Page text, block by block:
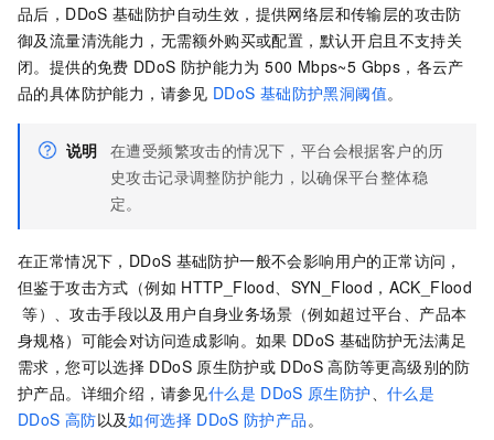
品后，DDoS 基础防护自动生效，提供网络层和传输层的攻击防
御及流量清洗能力，无需额外购买或配置，默认开启且不支持关
闭。提供的免费 DDoS 防护能力为 500 Mbps~5 Gbps，各云产
品的具体防护能力，请参见 DDoS 基础防护黑洞阈值。
说明 在遭受频繁攻击的情况下，平台会根据客户的历
史攻击记录调整防护能力，以确保平台整体稳
定。
在正常情况下，DDoS 基础防护一般不会影响用户的正常访问，
但鉴于攻击方式（例如 HTTP_Flood、SYN_Flood，ACK_Flood
等）、攻击手段以及用户自身业务场景（例如超过平台、产品本
身规格）可能会对访问造成影响。如果 DDoS 基础防护无法满足
需求，您可以选择 DDoS 原生防护或 DDoS 高防等更高级别的防
护产品。详细介绍，请参见什么是 DDoS 原生防护、什么是
DDoS 高防以及如何选择 DDoS 防护产品。